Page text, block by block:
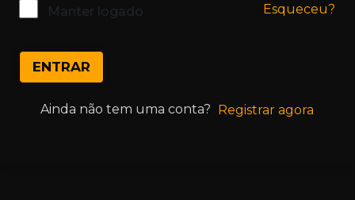
Manter logado Esqueceu?
ENTRAR
Ainda não tem uma conta? Registrar agora